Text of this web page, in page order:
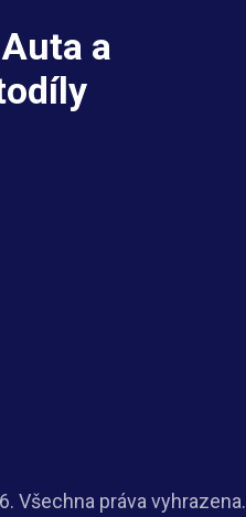
a
Všechna práva vyhrazena.